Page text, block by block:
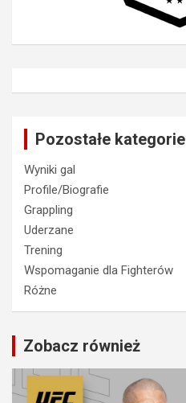
Pozostałe kategorie
Wyniki gal
Profile/Biografie
Grappling
Uderzane
Trening
Wspomaganie dla Fighterów
Różne
Zobacz również